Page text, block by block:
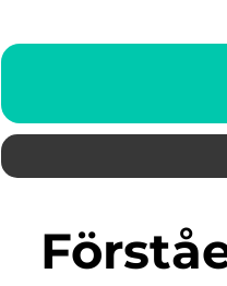
Förståelse av energimätare: